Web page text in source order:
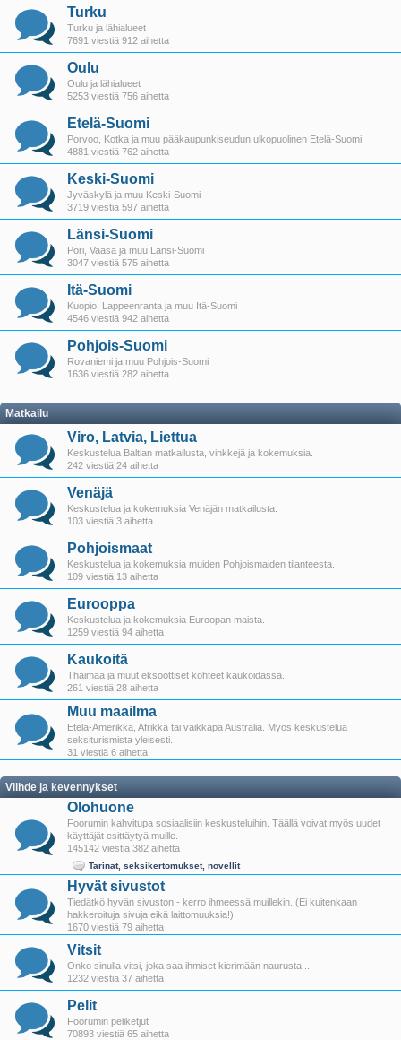
Turku
Turku ja lähialueet
7691 viestiä 912 aihetta
Oulu
Oulu ja lähialueet
5253 viestiä 756 aihetta
Etelä-Suomi
Porvoo, Kotka ja muu pääkaupunkiseudun ulkopuolinen Etelä-Suomi
4881 viestiä 762 aihetta
Keski-Suomi
Jyväskylä ja muu Keski-Suomi
3719 viestiä 597 aihetta
Länsi-Suomi
Pori, Vaasa ja muu Länsi-Suomi
3047 viestiä 575 aihetta
Itä-Suomi
Kuopio, Lappeenranta ja muu Itä-Suomi
4546 viestiä 942 aihetta
Pohjois-Suomi
Rovaniemi ja muu Pohjois-Suomi
1636 viestiä 282 aihetta
Matkailu
Viro, Latvia, Liettua
Keskustelua Baltian matkailusta, vinkkejä ja kokemuksia.
242 viestiä 24 aihetta
Venäjä
Keskustelua ja kokemuksia Venäjän matkailusta.
103 viestiä 3 aihetta
Pohjoismaat
Keskustelua ja kokemuksia muiden Pohjoismaiden tilanteesta.
109 viestiä 13 aihetta
Eurooppa
Keskustelua ja kokemuksia Euroopan maista.
1259 viestiä 94 aihetta
Kaukoitä
Thaimaa ja muut eksoottiset kohteet kaukoidässä.
261 viestiä 28 aihetta
Muu maailma
Etelä-Amerikka, Afrikka tai vaikkapa Australia. Myös keskustelua
seksiturismista yleisesti.
31 viestiä 6 aihetta
Viihde ja kevennykset
Olohuone
Foorumin kahvitupa sosiaalisiin keskusteluihin. Täällä voivat myös uudet
käyttäjät esittäytyä muille.
145142 viestiä 382 aihetta
Tarinat, seksikertomukset, novellit
Hyvät sivustot
Tiedätkö hyvän sivuston - kerro ihmeessä muillekin. (Ei kuitenkaan
hakkeroituja sivuja eikä laittomuuksia!)
1670 viestiä 79 aihetta
Vitsit
Onko sinulla vitsi, joka saa ihmiset kierimään naurusta...
1232 viestiä 37 aihetta
Pelit
Foorumin peliketjut
70893 viestiä 65 aihetta